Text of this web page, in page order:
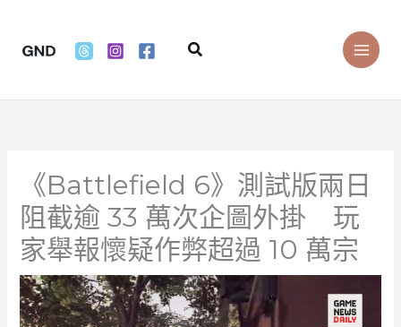
content
Search
《Battlefield 6》測試版兩日
阻截逾 33 萬次企圖外掛 玩
家舉報懷疑作弊超過 10 萬宗